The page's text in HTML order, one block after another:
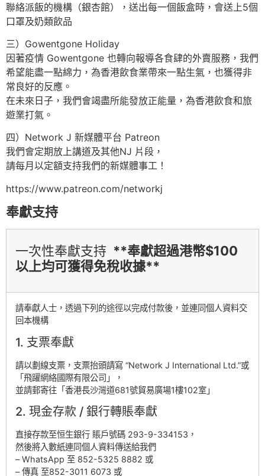
聯絡派飯的機構（銀杏館），送出每一個飯盒時，會送上5個
口罩及奶類飲品
三）Gowentgone Holiday
因著疫情 Gowentgone 也轉向報導各食肆的外賣服務，我們
希望能盡一點綿力，為香港飲食業帶來一點生氣，也獲得非
常良好的反應。
在未來日子，我們會竭盡所能發放正能量，為香港飲食和旅
遊業打氣。
四）Network J 新媒體平台 Patreon
我們會定期放上講道及其他NJ 片段，
請每月以定額支持我們的新媒體事工！
https://www.patreon.com/networkj
奉獻支持
一次性奉獻支持 **奉獻超過港幣$100
以上均可獲得免稅收據**
請奉獻人士，透過下列的途徑以完成付款後，並連同個人資料交
回本機構
1. 支票奉獻
請以劃線支票，支票抬頭請寫 “Network J International Ltd.”或
「飛躍網絡國際有限公司」，
並請郵寄往「香港長沙灣道681號貿易廣場1樓102室」
2. 現金存款 / 銀行轉賬奉獻
直接存款至恒生銀行 賬戶號碼 293-9-334153，
然後將入數紙連同個人資料傳送給我們
– WhatsApp 至 852-5325 8882 或
– 傳真 至852-3011 6073 或